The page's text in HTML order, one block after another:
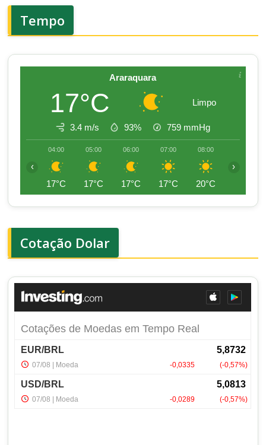
Tempo
Araraquara
17°C Limpo
3.4 m/s 93% 759 mmHg
04:00
17°C
05:00
17°C
06:00
17°C
07:00
17°C
08:00
20°C
‹ ›
Cotação Dolar